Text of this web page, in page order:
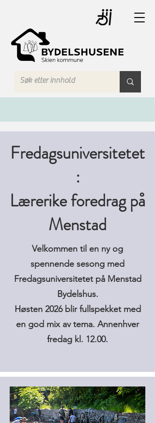
Fredagsuniversitetet
:
Lærerike foredrag på
Menstad
Velkommen til en ny og
spennende sesong med
Fredagsuniversitetet på Menstad
Bydelshus.
Høsten 2026 blir fullspekket med
en god mix av tema. Annenhver
fredag kl. 12.00.